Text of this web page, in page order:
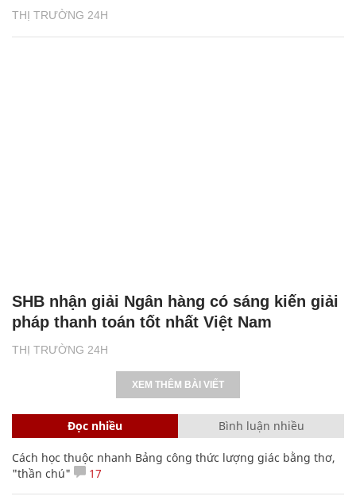
THỊ TRƯỜNG 24H
THỊ TRƯỜNG 24H
SHB nhận giải Ngân hàng có sáng kiến giải
pháp thanh toán tốt nhất Việt Nam
XEM THÊM BÀI VIẾT
Đọc nhiều Bình luận nhiều
Cách học thuộc nhanh Bảng công thức lượng giác bằng thơ,
"thần chú"
17